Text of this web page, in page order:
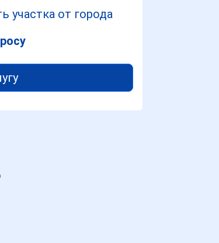
участка от города